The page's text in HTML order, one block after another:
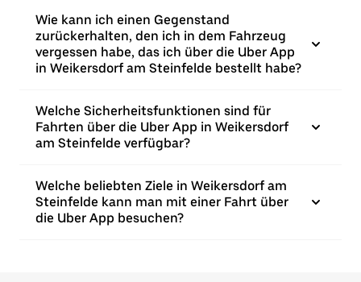
Wie kann ich einen Gegenstand
zurückerhalten, den ich in dem Fahrzeug
vergessen habe, das ich über die Uber App
in Weikersdorf am Steinfelde bestellt habe?
Welche Sicherheitsfunktionen sind für
Fahrten über die Uber App in Weikersdorf
am Steinfelde verfügbar?
Welche beliebten Ziele in Weikersdorf am
Steinfelde kann man mit einer Fahrt über
die Uber App besuchen?